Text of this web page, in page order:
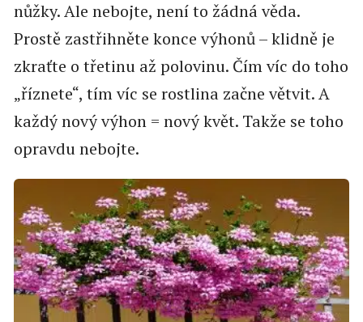
nůžky. Ale nebojte, není to žádná věda.
Prostě zastřihněte konce výhonů – klidně je
zkraťte o třetinu až polovinu. Čím víc do toho
„říznete“, tím víc se rostlina začne větvit. A
každý nový výhon = nový květ. Takže se toho
opravdu nebojte.